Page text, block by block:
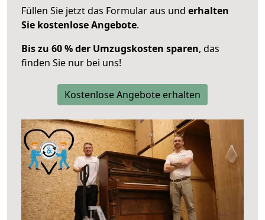
Füllen Sie jetzt das Formular aus und erhalten
Sie kostenlose Angebote.
Bis zu 60 % der Umzugskosten sparen, das
finden Sie nur bei uns!
Kostenlose Angebote erhalten